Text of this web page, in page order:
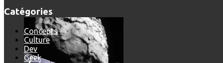
Catégories
Concepts
Culture
Dev
Geek